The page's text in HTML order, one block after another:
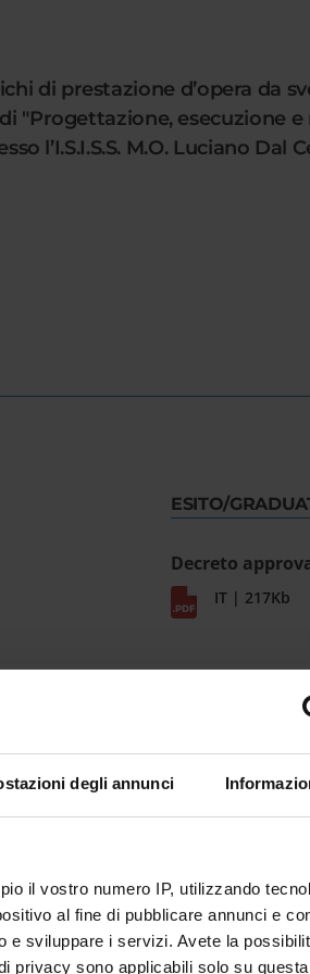
degli annunci
il vostro numero IP, utilizzando
al fine di pubblicare annunci e
e sviluppare i servizi. Avete la
privacy sono applicabili solo su
di prestazione d’opera da
"Progettazione, esecuzione
l’I.S.I.S.S. M.O. Luciano Dal
ESITO/
Decreto
IT | 217Kb